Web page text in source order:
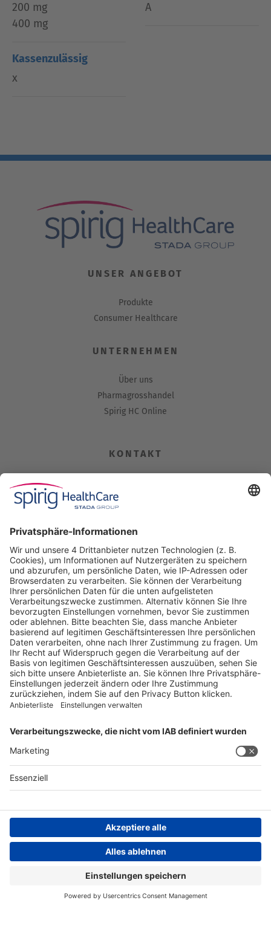
200 mg
400 mg
A
Kassenzulässig
x
UNSER ANGEBOT
Produkte
Consumer Healthcare
UNTERNEHMEN
Über uns
Pharmagrosshandel
Spirig HC Online
KONTAKT
Industriestrasse 30
CH-4622 Egerkingen
Tel. +41 62 388 85 00
info@spirig-healthcare.ch
Pharmakovigilanz
Für Meldungen von unerwünschten Arzneimittelwirkungen zu
einem Medikament von Spirig HealthCare AG
Tel. +41 62 388 85 88
pharmacovigilance@spirig-healthcare.ch
FOLGEN SIE UNS
AGB
Datenschutzhinweis
Compliance